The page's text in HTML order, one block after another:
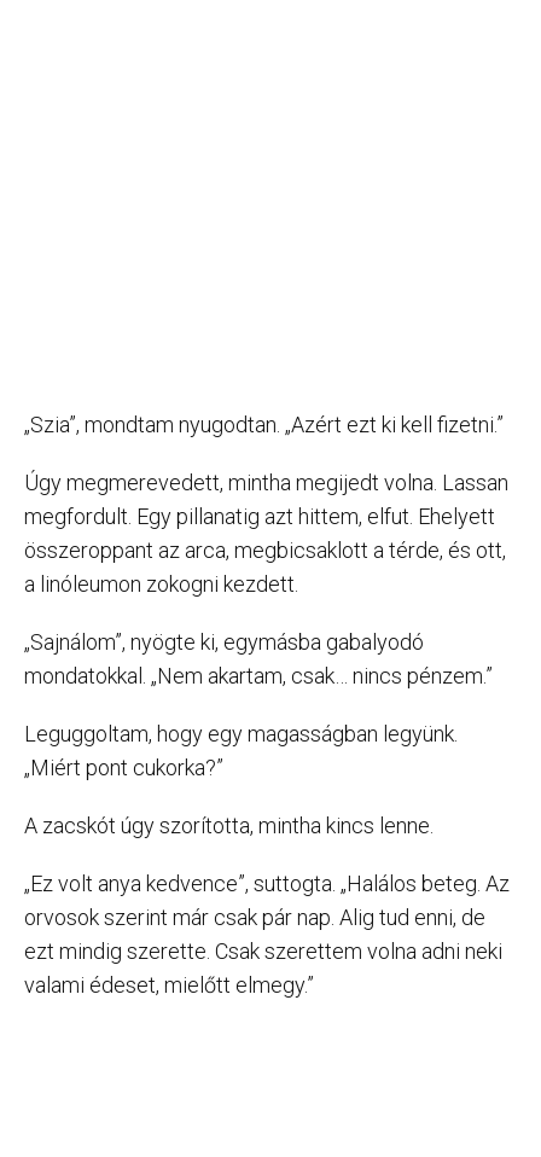
„Szia”, mondtam nyugodtan. „Azért ezt ki kell fizetni.”
Úgy megmerevedett, mintha megijedt volna. Lassan
megfordult. Egy pillanatig azt hittem, elfut. Ehelyett
összeroppant az arca, megbicsaklott a térde, és ott,
a linóleumon zokogni kezdett.
„Sajnálom”, nyögte ki, egymásba gabalyodó
mondatokkal. „Nem akartam, csak… nincs pénzem.”
Leguggoltam, hogy egy magasságban legyünk.
„Miért pont cukorka?”
A zacskót úgy szorította, mintha kincs lenne.
„Ez volt anya kedvence”, suttogta. „Halálos beteg. Az
orvosok szerint már csak pár nap. Alig tud enni, de
ezt mindig szerette. Csak szerettem volna adni neki
valami édeset, mielőtt elmegy.”